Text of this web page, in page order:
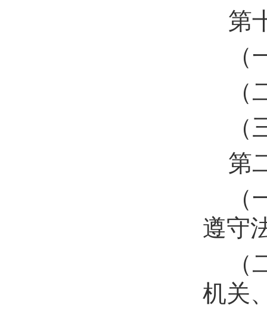
第
第
遵守
机关